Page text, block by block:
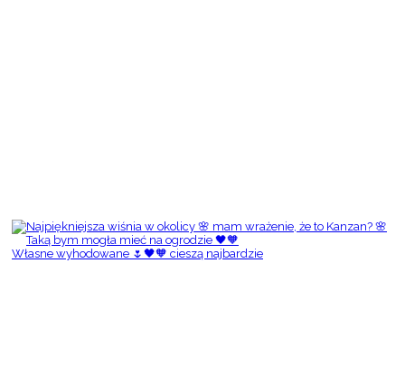
Własne wyhodowane 🌷🖤🧡 cieszą najbardzie